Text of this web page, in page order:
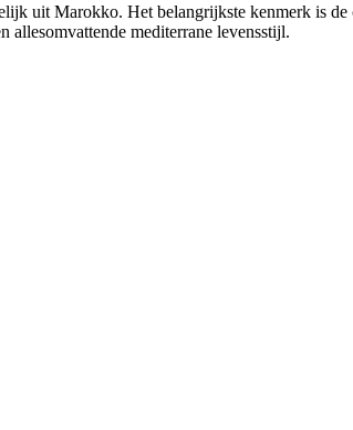
uit Marokko. Het belangrijkste kenmerk is
allesomvattende mediterrane levensstijl.